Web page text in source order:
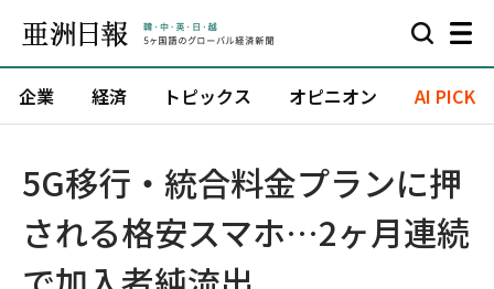
企業 経済 トピックス オピニオン AI PICK
5G移行・統合料金プランに押
される格安スマホ…2ヶ月連続